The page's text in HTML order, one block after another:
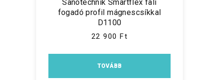
Sanotechnik Smartflex fali
fogadó profil mágnescsíkkal
D1100
22 900 Ft
TOVÁBB